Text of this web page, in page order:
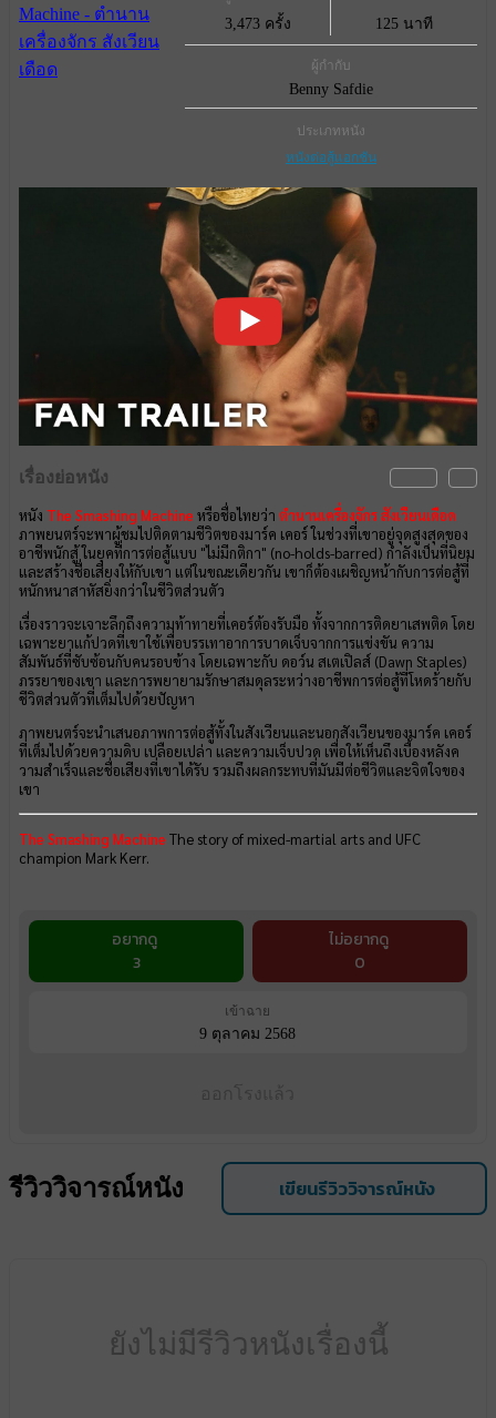
3,473 ครั้ง 125 นาที
ผู้กำกับ
Benny Safdie
ประเภทหนัง
หนังต่อสู้แอกชัน
เรื่องย่อหนัง
หนัง The Smashing Machine หรือชื่อไทยว่า ตำนานเครื่องจักร สังเวียนเดือด
ภาพยนตร์จะพาผู้ชมไปติดตามชีวิตของมาร์ค เคอร์ ในช่วงที่เขาอยู่จุดสูงสุดของ
อาชีพนักสู้ ในยุคที่การต่อสู้แบบ "ไม่มีกติกา" (no-holds-barred) กำลังเป็นที่นิยม
และสร้างชื่อเสียงให้กับเขา แต่ในขณะเดียวกัน เขาก็ต้องเผชิญหน้ากับการต่อสู้ที่
หนักหนาสาหัสยิ่งกว่าในชีวิตส่วนตัว
เรื่องราวจะเจาะลึกถึงความท้าทายที่เคอร์ต้องรับมือ ทั้งจากการติดยาเสพติด โดย
เฉพาะยาแก้ปวดที่เขาใช้เพื่อบรรเทาอาการบาดเจ็บจากการแข่งขัน ความ
สัมพันธ์ที่ซับซ้อนกับคนรอบข้าง โดยเฉพาะกับ ดอว์น สเตเปิลส์ (Dawn Staples)
ภรรยาของเขา และการพยายามรักษาสมดุลระหว่างอาชีพการต่อสู้ที่โหดร้ายกับ
ชีวิตส่วนตัวที่เต็มไปด้วยปัญหา
ภาพยนตร์จะนำเสนอภาพการต่อสู้ทั้งในสังเวียนและนอกสังเวียนของมาร์ค เคอร์
ที่เต็มไปด้วยความดิบ เปลือยเปล่า และความเจ็บปวด เพื่อให้เห็นถึงเบื้องหลังค
วามสำเร็จและชื่อเสียงที่เขาได้รับ รวมถึงผลกระทบที่มันมีต่อชีวิตและจิตใจของ
เขา
The Smashing Machine The story of mixed-martial arts and UFC
champion Mark Kerr.
อยากดู
3
ไม่อยากดู
0
เข้าฉาย
9 ตุลาคม 2568
รีวิววิจารณ์หนัง เขียนรีวิววิจารณ์หนัง
ยังไม่มีรีวิวหนังเรื่องนี้